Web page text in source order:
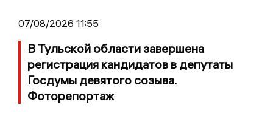
07/08/2026 11:55
В Тульской области завершена
регистрация кандидатов в депутаты
Госдумы девятого созыва.
Фоторепортаж